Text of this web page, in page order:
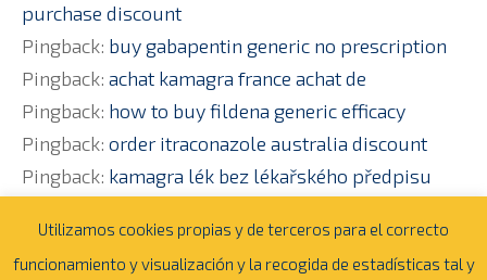
purchase discount
Pingback: buy gabapentin generic no prescription
Pingback: achat kamagra france achat de
Pingback: how to buy fildena generic efficacy
Pingback: order itraconazole australia discount
Pingback: kamagra lék bez lékařského předpisu
Los comentarios están cerrados
Utilizamos cookies propias y de terceros para el correcto
funcionamiento y visualización y la recogida de estadísticas tal y